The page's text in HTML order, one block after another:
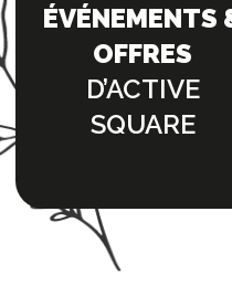
ÉVÉNEMENTS
OFFRES
D’ACTIVE
SQUARE